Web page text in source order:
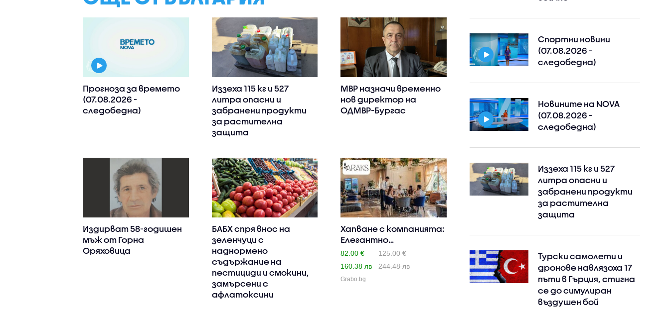
Прогноза за времето
(07.08.2026 -
следобедна)
Иззеха 115 кг и 527
литра опасни и
забранени продукти
за растителна
защита
МВР назначи временно
нов директор на
ОДМВР-Бургас
Издирват 58-годишен
мъж от Горна
Оряховица
БАБХ спря внос на
зеленчуци с
наднормено
съдържание на
пестициди и смокини,
замърсени с
афлатоксини
Хапване с компанията:
Елегантно
двустепенно ..
82.00 €
125.00 €
160.38 лв
244.48 лв
Grabo.bg
Спортни новини
(07.08.2026 -
следобедна)
Новините на NOVA
(07.08.2026 -
следобедна)
Иззеха 115 кг и 527
литра опасни и
забранени продукти
за растителна
защита
Турски самолети и
дронове навлязоха 17
пъти в Гърция, стигна
се до симулиран
въздушен бой